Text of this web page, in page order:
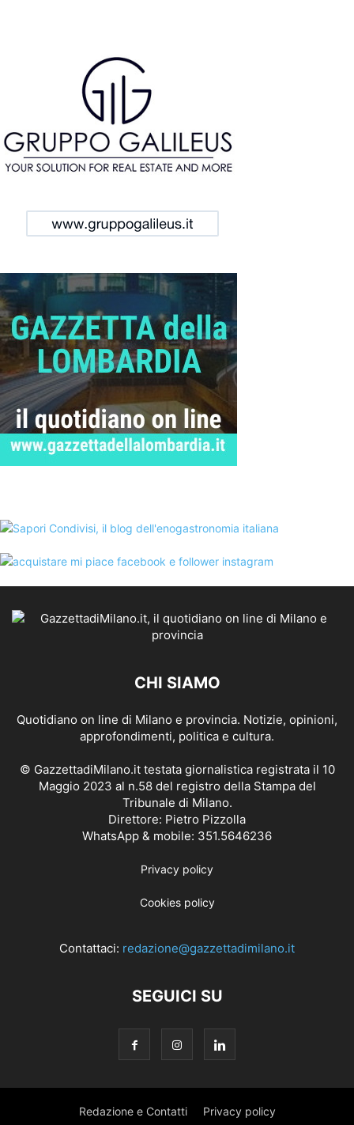
CHI SIAMO
Quotidiano on line di Milano e provincia. Notizie, opinioni,
approfondimenti, politica e cultura.
© GazzettadiMilano.it testata giornalistica registrata il 10
Maggio 2023 al n.58 del registro della Stampa del
Tribunale di Milano.
Direttore: Pietro Pizzolla
WhatsApp & mobile: 351.5646236
Privacy policy
Cookies policy
Contattaci: redazione@gazzettadimilano.it
SEGUICI SU
Redazione e Contatti Privacy policy